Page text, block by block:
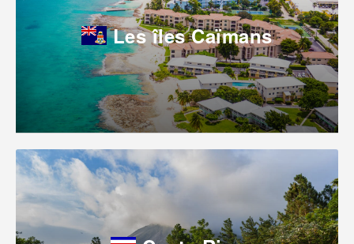
Les îles Caïmans